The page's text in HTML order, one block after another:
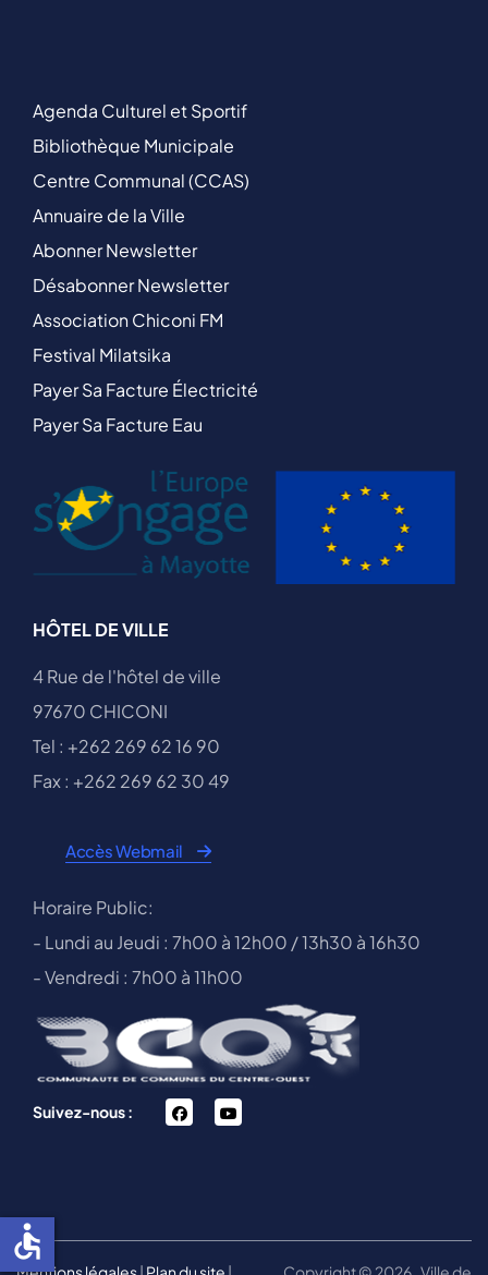
Agenda Culturel et Sportif
Bibliothèque Municipale
Centre Communal (CCAS)
Annuaire de la Ville
Abonner Newsletter
Désabonner Newsletter
Association Chiconi FM
Festival Milatsika
Payer Sa Facture Électricité
Payer Sa Facture Eau
HÔTEL DE VILLE
4 Rue de l'hôtel de ville
97670 CHICONI
Tel : +262 269 62 16 90
Fax : +262 269 62 30 49
Accès Webmail
Horaire Public:
- Lundi au Jeudi : 7h00 à 12h00 / 13h30 à 16h30
- Vendredi : 7h00 à 11h00
Suivez-nous : facebook
You
accessible